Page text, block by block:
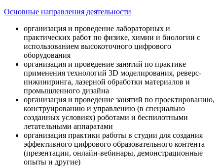
Основные направления деятельности
организация и проведение лабораторных и
практических работ по физике, химии и биологии с
использованием высокоточного цифрового
оборудования
организация и проведение занятий по практике
применения технологий 3D моделирования, реверс-
инжиниринга, лазерной обработки материалов и
промышленного дизайна
организация и проведение занятий по проектированию,
конструированию и управлению (в специально
созданных условиях) роботами и беспилотными
летательными аппаратами
организация практики работы в студии для создания
эффективного цифрового образовательного контента
(презентации, онлайн-вебинары, демонстрационные
опыты и другие)